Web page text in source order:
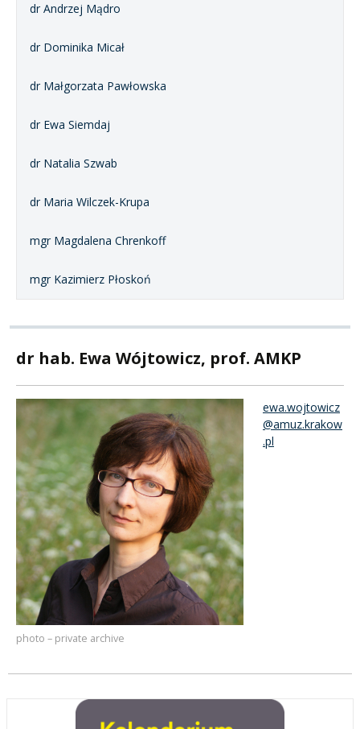
dr Andrzej Mądro
dr Dominika Micał
dr Małgorzata Pawłowska
dr Ewa Siemdaj
dr Natalia Szwab
dr Maria Wilczek-Krupa
mgr Magdalena Chrenkoff
mgr Kazimierz Płoskoń
dr hab. Ewa Wójtowicz, prof. AMKP
photo – private archive
ewa.wojtowicz
@amuz.krakow
.pl